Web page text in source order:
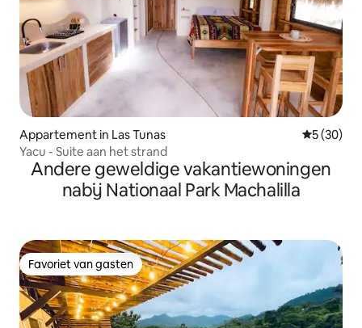
Appartement in Las Tunas
5 (30)
Yacu - Suite aan het strand
Andere geweldige vakantiewoningen
nabij Nationaal Park Machalilla
Favoriet van gasten
Favoriet van gasten